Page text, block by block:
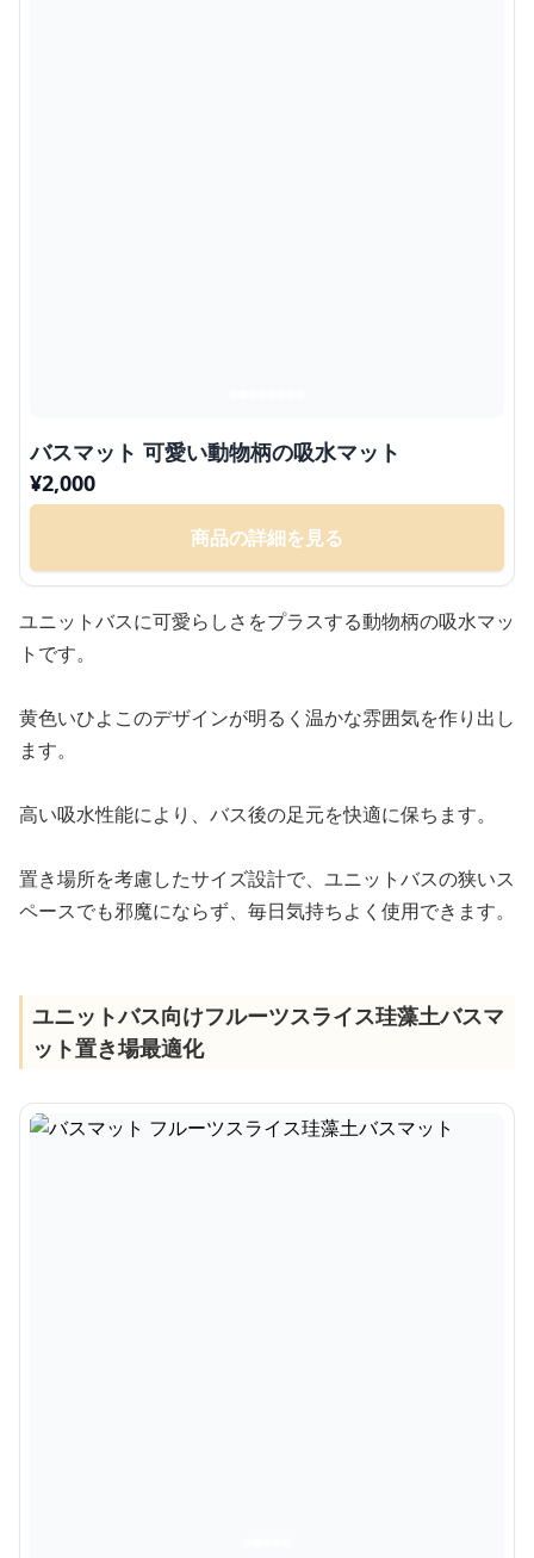
バスマット 可愛い動物柄の吸水マット
¥2,000
商品の詳細を見る
ユニットバスに可愛らしさをプラスする動物柄の吸水マッ
トです。
黄色いひよこのデザインが明るく温かな雰囲気を作り出し
ます。
高い吸水性能により、バス後の足元を快適に保ちます。
置き場所を考慮したサイズ設計で、ユニットバスの狭いス
ペースでも邪魔にならず、毎日気持ちよく使用できます。
ユニットバス向けフルーツスライス珪藻土バスマ
ット置き場最適化